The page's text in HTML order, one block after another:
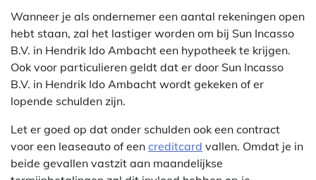
Wanneer je als ondernemer een aantal rekeningen open
hebt staan, zal het lastiger worden om bij Sun Incasso
B.V. in Hendrik Ido Ambacht een hypotheek te krijgen.
Ook voor particulieren geldt dat er door Sun Incasso
B.V. in Hendrik Ido Ambacht wordt gekeken of er
lopende schulden zijn.
Let er goed op dat onder schulden ook een contract
voor een leaseauto of een creditcard vallen. Omdat je in
beide gevallen vastzit aan maandelijkse